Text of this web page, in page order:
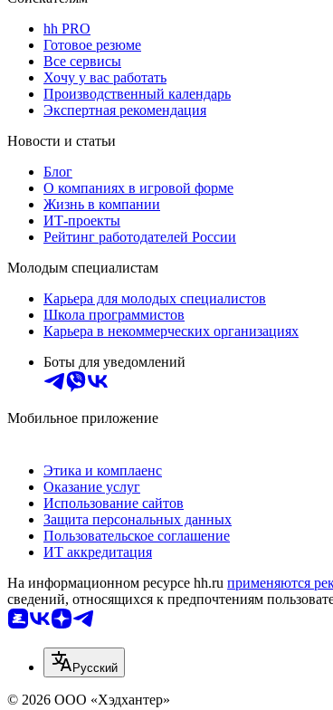
hh PRO
Готовое резюме
Все сервисы
Хочу у вас работать
Производственный календарь
Экспертная рекомендация
Новости и статьи
Блог
О компаниях в игровой форме
Жизнь в компании
ИТ-проекты
Рейтинг работодателей России
Молодым специалистам
Карьера для молодых специалистов
Школа программистов
Карьера в некоммерческих организациях
Боты для уведомлений
Мобильное приложение
Этика и комплаенс
Оказание услуг
Использование сайтов
Защита персональных данных
Пользовательское соглашение
ИТ аккредитация
На информационном ресурсе hh.ru применяются
сведений, относящихся к предпочтениям
Русский
© 2026 ООО «Хэдхантер»